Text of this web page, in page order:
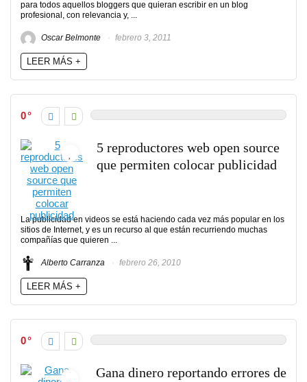
para todos aquellos bloggers que quieran escribir en un blog
profesional, con relevancia y, ...
Oscar Belmonte febrero 3, 2011
LEER MÁS +
0
5 reproductores web open source
que permiten colocar publicidad
La publicidad en videos se está haciendo cada vez más popular en los
sitios de Internet, y es un recurso al que están recurriendo muchas
compañías que quieren ...
Alberto Carranza febrero 26, 2010
LEER MÁS +
0
Gana dinero reportando errores de